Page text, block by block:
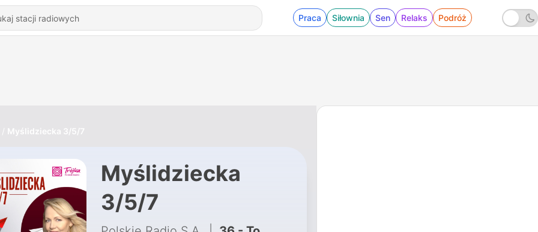
Praca Siłownia Sen Relaks Podróż
Myślidziecka 3/5/7
Myślidziecka
3/5/7